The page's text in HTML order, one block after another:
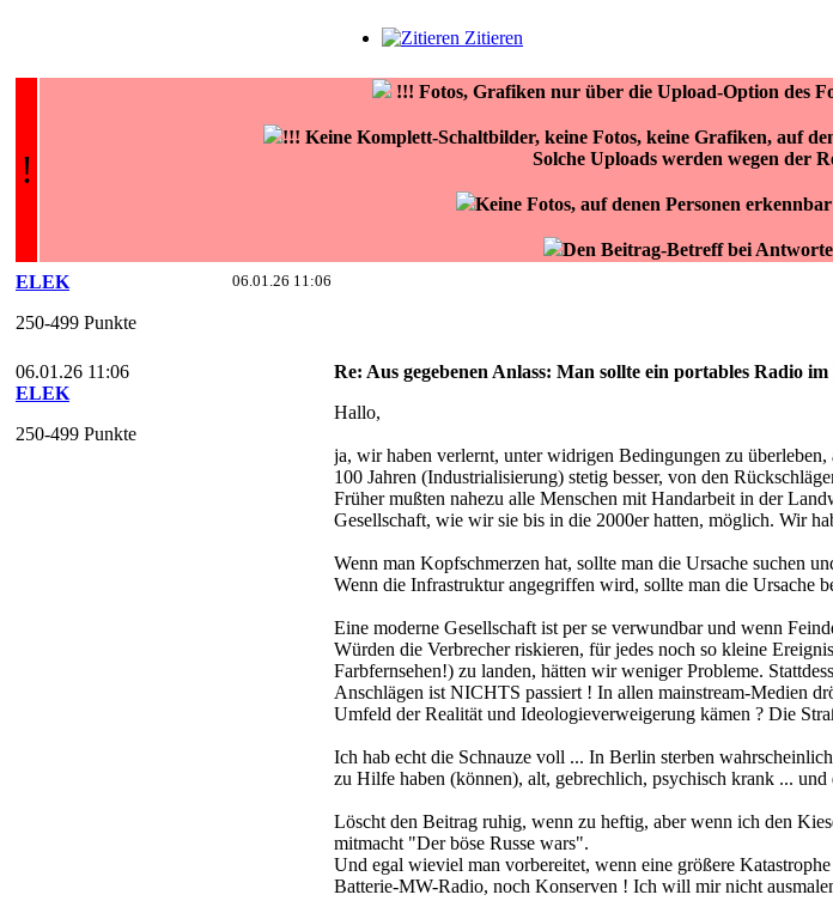
Zitieren
!
!!! Fotos, Grafiken nur über die Upload-Option des
!!! Keine Komplett-Schaltbilder, keine Fotos, keine Grafiken, auf
Solche Uploads werden wegen der
Keine Fotos, auf denen Personen
Den Beitrag-Betreff bei
06.01.26 11:06
ELEK
250-499 Punkte
06.01.26 11:06
ELEK
250-499 Punkte
Re: Aus gegebenen Anlass: Man sollte ein portables Radio
Hallo,
ja, wir haben verlernt, unter widrigen Bedingungen zu
100 Jahren (Industrialisierung) stetig besser, von den
Früher mußten nahezu alle Menschen mit Handarbeit in der
Gesellschaft, wie wir sie bis in die 2000er hatten, möglich. Wir
Wenn man Kopfschmerzen hat, sollte man die Ursache suchen
Wenn die Infrastruktur angegriffen wird, sollte man die Ursache
Eine moderne Gesellschaft ist per se verwundbar und wenn
Würden die Verbrecher riskieren, für jedes noch so kleine
Farbfernsehen!) zu landen, hätten wir weniger Probleme.
Anschlägen ist NICHTS passiert ! In allen mainstream-Medien
Umfeld der Realität und Ideologieverweigerung kämen ? Die
Ich hab echt die Schnauze voll ... In Berlin sterben
zu Hilfe haben (können), alt, gebrechlich, psychisch krank ...
Löscht den Beitrag ruhig, wenn zu heftig, aber wenn ich den
mitmacht "Der böse Russe wars".
Und egal wieviel man vorbereitet, wenn eine größere
Batterie-MW-Radio, noch Konserven ! Ich will mir nicht